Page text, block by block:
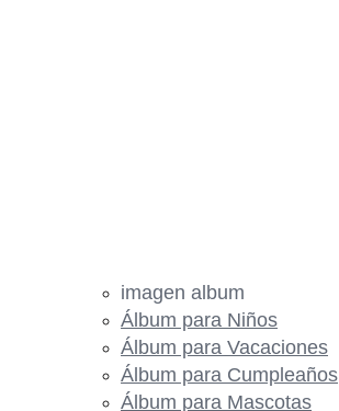
imagen album
Álbum para Niños
Álbum para Vacaciones
Álbum para Cumpleaños
Álbum para Mascotas